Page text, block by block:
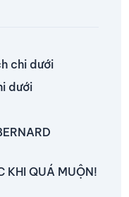
chi dưới
dưới
KHI QUÁ MUỘN!